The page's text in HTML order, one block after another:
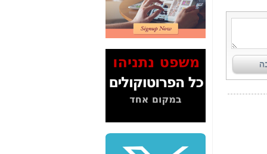
2" על תעלולי השר
משה כחלון -כאן
המשך חשיפת הבלוף
ששמו "מהפיכת
הסלולר" ואיך מסרסים
כאן
סיכום ביקור בסיליקון